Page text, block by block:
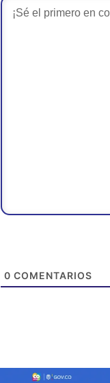
0 COMENTARIOS